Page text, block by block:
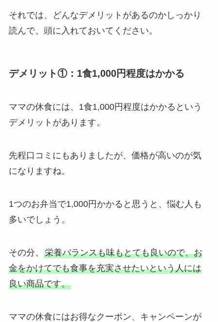
それでは、どんなデメリットがあるのかしっかり
読んで、頭に入れておいてください。
デメリット①：1食1,000円程度はかかる
ママの休食には、1食1,000円程度はかかるという
デメリットがあります。
先程口コミにもありましたが、価格が高いのが気
になりますね。
1つのお弁当で1,000円かかると思うと、悩む人も
多いでしょう。
その分、 栄養バランスも味もとても良いので、お
金をかけてでも食事を充実させたいという人には
良い商品です。
ママの休食にはお得なクーポン、キャンペーンが